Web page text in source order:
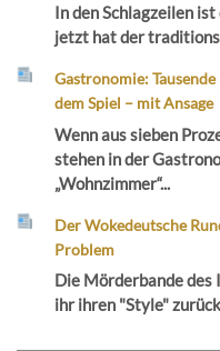
In den Schlagzeilen
jetzt hat der
Gastronomie:
dem Spiel – mit Ansage
Wenn aus sieben
stehen in der
„Wohnzimmer“...
Der Wokedeutsche
Problem
Die Mörderbande des
ihr ihren "Style"